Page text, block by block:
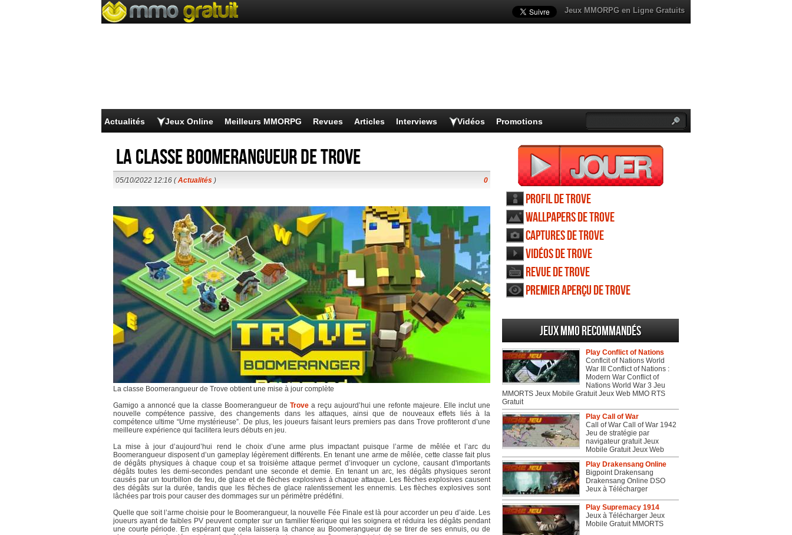
Jeux MMORPG en Ligne Gratuits
Actualités Jeux Online Meilleurs MMORPG Revues Articles Interviews Vidéos Promotions
La classe Boomerangueur de Trove
05/10/2022 12:16 (Actualités ) 0
La classe Boomerangueur de Trove obtient une mise à jour complète
Gamigo a annoncé que la classe Boomerangueur de Trovea reçu aujourd’hui une refonte majeure. Elle inclut une
nouvelle compétence passive, des changements dans les attaques, ainsi que de nouveaux effets liés à la
compétence ultime “Urne mystérieuse”. De plus, les joueurs faisant leurs premiers pas dans Trove profiteront d’une
meilleure expérience qui facilitera leurs débuts en jeu.
La mise à jour d’aujourd’hui rend le choix d’une arme plus impactant puisque l’arme de mêlée et l’arc du
Boomerangueur disposent d’un gameplay légèrement différents. En tenant une arme de mêlée, cette classe fait plus
de dégâts physiques à chaque coup et sa troisième attaque permet d’invoquer un cyclone, causant d'importants
dégâts toutes les demi-secondes pendant une seconde et demie. En tenant un arc, les dégâts physiques seront
causés par un tourbillon de feu, de glace et de flèches explosives à chaque attaque. Les flèches explosives causent
des dégâts sur la durée, tandis que les flèches de glace ralentissement les ennemis. Les flèches explosives sont
lâchées par trois pour causer des dommages sur un périmètre prédéfini.
Quelle que soit l’arme choisie pour le Boomerangueur, la nouvelle Fée Finale est là pour accorder un peu d’aide. Les
joueurs ayant de faibles PV peuvent compter sur un familier féerique qui les soignera et réduira les dégâts pendant
une courte période. En espérant que cela laissera la chance au Boomerangueur de se tirer de ses ennuis, ou de
Profil de Trove
Wallpapers de Trove
Captures de Trove
Vidéos de Trove
Revue de Trove
Premier aperçu de Trove
Jeux MMO recommandés
Play Conflict of Nations
Conflcit of Nations World
War III Conflict of Nations :
Modern War Conflict of
Nations World War 3 Jeu
MMORTS Jeux Mobile Gratuit Jeux Web MMO RTS
Gratuit
Play Call of War
Call of War Call of War 1942
Jeu de stratégie par
navigateur gratuit Jeux
Mobile Gratuit Jeux Web
Play Drakensang Online
Bigpoint Drakensang
Drakensang Online DSO
Jeux à Télécharger
Play Supremacy 1914
Jeux à Télécharger Jeux
Mobile Gratuit MMORTS